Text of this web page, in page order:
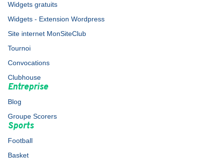
Widgets gratuits
Widgets - Extension Wordpress
Site internet MonSiteClub
Tournoi
Convocations
Clubhouse
Entreprise
Blog
Groupe Scorers
Sports
Football
Basket